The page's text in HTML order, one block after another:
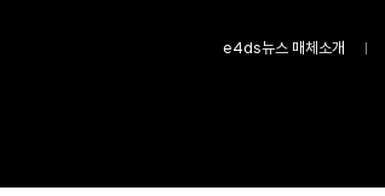
e4ds뉴스 매체소개